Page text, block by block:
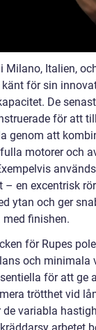
Milano, Italien,
för sin
De
för att
genom att
motorer och
– en excentrisk
ytan och ger
finishen.
för Rupes
och minimala
för att ge
trötthet vid
de variabla